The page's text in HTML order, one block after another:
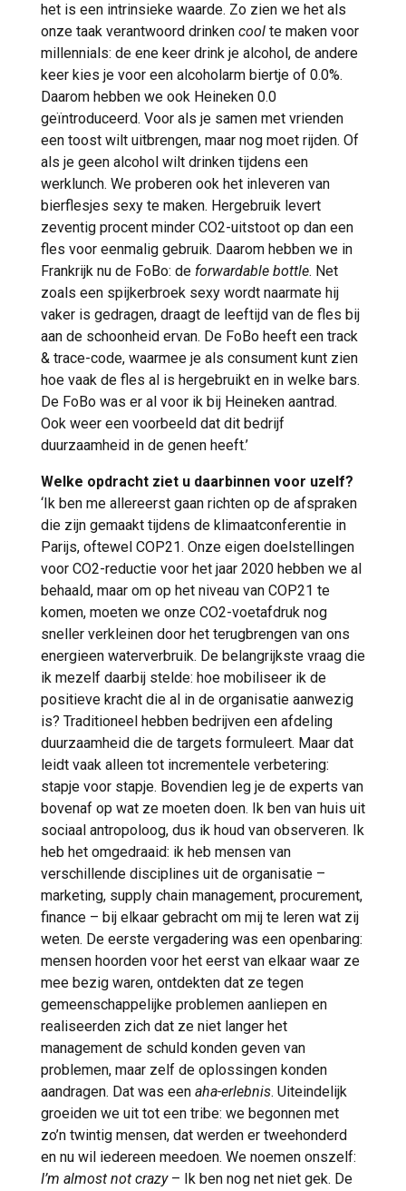
het is een intrinsieke waarde. Zo zien we het als
onze taak verantwoord drinken cool te maken voor
millennials: de ene keer drink je alcohol, de andere
keer kies je voor een alcoholarm biertje of 0.0%.
Daarom hebben we ook Heineken 0.0
geïntroduceerd. Voor als je samen met vrienden
een toost wilt uitbrengen, maar nog moet rijden. Of
als je geen alcohol wilt drinken tijdens een
werklunch. We proberen ook het inleveren van
bierflesjes sexy te maken. Hergebruik levert
zeventig procent minder CO2-uitstoot op dan een
fles voor eenmalig gebruik. Daarom hebben we in
Frankrijk nu de FoBo: de forwardable bottle. Net
zoals een spijkerbroek sexy wordt naarmate hij
vaker is gedragen, draagt de leeftijd van de fles bij
aan de schoonheid ervan. De FoBo heeft een track
& trace-code, waarmee je als consument kunt zien
hoe vaak de fles al is hergebruikt en in welke bars.
De FoBo was er al voor ik bij Heineken aantrad.
Ook weer een voorbeeld dat dit bedrijf
duurzaamheid in de genen heeft.’
Welke opdracht ziet u daarbinnen voor uzelf?
‘Ik ben me allereerst gaan richten op de afspraken
die zijn gemaakt tijdens de klimaatconferentie in
Parijs, oftewel COP21. Onze eigen doelstellingen
voor CO2-reductie voor het jaar 2020 hebben we al
behaald, maar om op het niveau van COP21 te
komen, moeten we onze CO2-voetafdruk nog
sneller verkleinen door het terugbrengen van ons
energieen waterverbruik. De belangrijkste vraag die
ik mezelf daarbij stelde: hoe mobiliseer ik de
positieve kracht die al in de organisatie aanwezig
is? Traditioneel hebben bedrijven een afdeling
duurzaamheid die de targets formuleert. Maar dat
leidt vaak alleen tot incrementele verbetering:
stapje voor stapje. Bovendien leg je de experts van
bovenaf op wat ze moeten doen. Ik ben van huis uit
sociaal antropoloog, dus ik houd van observeren. Ik
heb het omgedraaid: ik heb mensen van
verschillende disciplines uit de organisatie –
marketing, supply chain management, procurement,
finance – bij elkaar gebracht om mij te leren wat zij
weten. De eerste vergadering was een openbaring:
mensen hoorden voor het eerst van elkaar waar ze
mee bezig waren, ontdekten dat ze tegen
gemeenschappelijke problemen aanliepen en
realiseerden zich dat ze niet langer het
management de schuld konden geven van
problemen, maar zelf de oplossingen konden
aandragen. Dat was een aha-erlebnis. Uiteindelijk
groeiden we uit tot een tribe: we begonnen met
zo’n twintig mensen, dat werden er tweehonderd
en nu wil iedereen meedoen. We noemen onszelf:
I’m almost not crazy– Ik ben nog net niet gek. De